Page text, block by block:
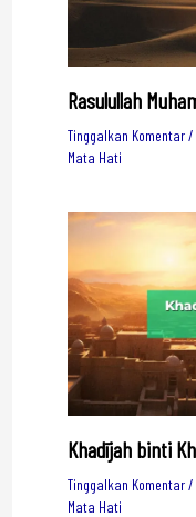
Tinggalkan Komentar/
Mata Hati
Tinggalkan Komentar/
Mata Hati